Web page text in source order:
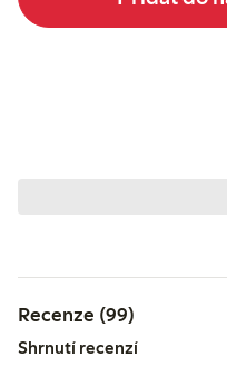
Recenze (99)
Shrnutí recenzí